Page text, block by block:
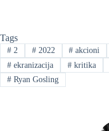
Tags
#2 #2022 # akcioni
#ekranizacija #kritika
#Ryan Gosling